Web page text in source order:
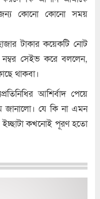
কোনো কোনো সময়
টাকার কয়েকটি নোট
সেইভ করে বললেন,
থাকবা।
আশির্বাদ পেয়ে
যে কি না এমন
ইচ্ছাটা কখনোই পূরণ হতো